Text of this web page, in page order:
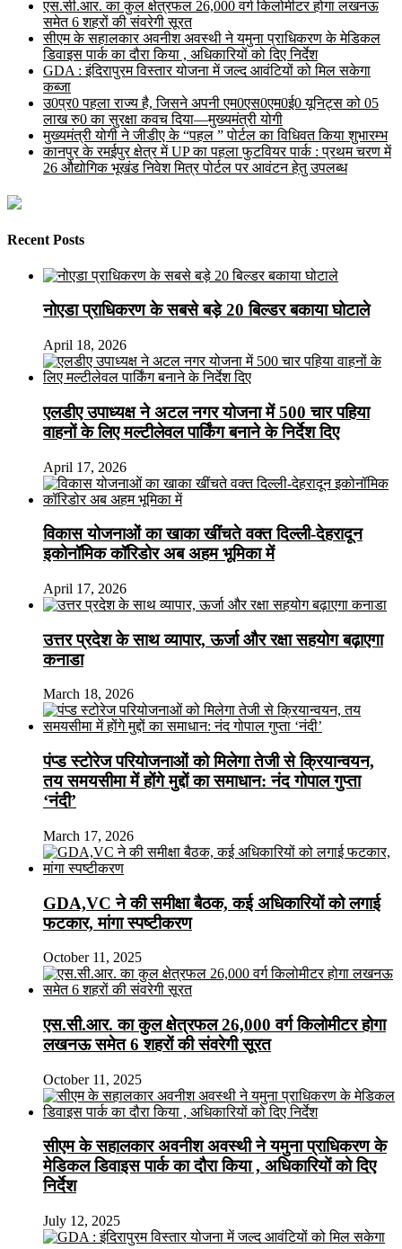
एस.सी.आर. का कुल क्षेत्रफल 26,000 वर्ग किलोमीटर होगा लखनऊ
समेत 6 शहरों की संवरेगी सूरत
सीएम के सहालकार अवनीश अवस्थी ने यमुना प्राधिकरण के मेडिकल
डिवाइस पार्क का दौरा किया , अधिकारियों को दिए निर्देश
GDA : इंदिरापुरम विस्तार योजना में जल्द आवंटियों को मिल सकेगा
कब्जा
उ0प्र0 पहला राज्य है, जिसने अपनी एम0एस0एम0ई0 यूनिट्स को 05
लाख रु0 का सुरक्षा कवच दिया—मुख्यमंत्री योगी
मुख्यमंत्री योगी ने जीडीए के “पहल ” पोर्टल का विधिवत किया शुभारम्भ
कानपुर के रमईपुर क्षेत्र में UP का पहला फुटवियर पार्क : प्रथम चरण में
26 औद्योगिक भूखंड निवेश मित्र पोर्टल पर आवंटन हेतु उपलब्ध
Recent Posts
नोएडा प्राधिकरण के सबसे बड़े 20 बिल्डर बकाया घोटाले
April 18, 2026
एलडीए उपाध्यक्ष ने अटल नगर योजना में 500 चार पहिया
वाहनों के लिए मल्टीलेवल पार्किंग बनाने के निर्देश दिए
April 17, 2026
विकास योजनाओं का खाका खींचते वक्त दिल्ली-देहरादून
इकोनॉमिक कॉरिडोर अब अहम भूमिका में
April 17, 2026
उत्तर प्रदेश के साथ व्यापार, ऊर्जा और रक्षा सहयोग बढ़ाएगा
कनाडा
March 18, 2026
पंप्ड स्टोरेज परियोजनाओं को मिलेगा तेजी से क्रियान्वयन,
तय समयसीमा में होंगे मुद्दों का समाधान: नंद गोपाल गुप्ता
‘नंदी’
March 17, 2026
GDA,VC ने की समीक्षा बैठक, कई अधिकारियों को लगाई
फटकार, मांगा स्पष्टीकरण
October 11, 2025
एस.सी.आर. का कुल क्षेत्रफल 26,000 वर्ग किलोमीटर होगा
लखनऊ समेत 6 शहरों की संवरेगी सूरत
October 11, 2025
सीएम के सहालकार अवनीश अवस्थी ने यमुना प्राधिकरण के
मेडिकल डिवाइस पार्क का दौरा किया , अधिकारियों को दिए
निर्देश
July 12, 2025